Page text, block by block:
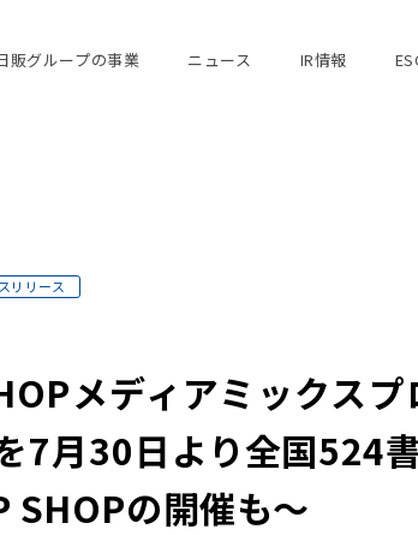
販グループの事業 ニュース IR情報
リリース
メディアミックス
7月30日より全国524
SHOPの開催も～